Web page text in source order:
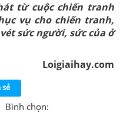
từ cuộc chiến tranh
vụ cho chiến tranh,
sức người, sức của ở
Loigiaihay.com
sẻ
Bình chọn: